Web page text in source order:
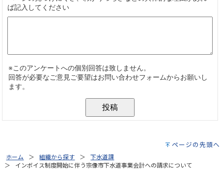
ページの先頭へ
ホーム 組織から探す
下水道課
インボイス制度開始に伴う宗像市下水道事業会計への請求について